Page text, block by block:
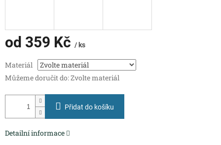
od 359 Kč / ks
cena:
Materiál
Můžeme doručit do:Zvolte materiál
Přidat do košíku
Detailní informace